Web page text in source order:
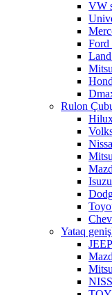
VW
Ford
Land
Rulon
Yataq